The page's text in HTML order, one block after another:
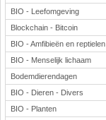
BIO - Leefomgeving
Blockchain - Bitcoin
BIO - Amfibieën en reptielen
BIO - Menselijk lichaam
Bodemdierendagen
BIO - Dieren - Divers
BIO - Planten